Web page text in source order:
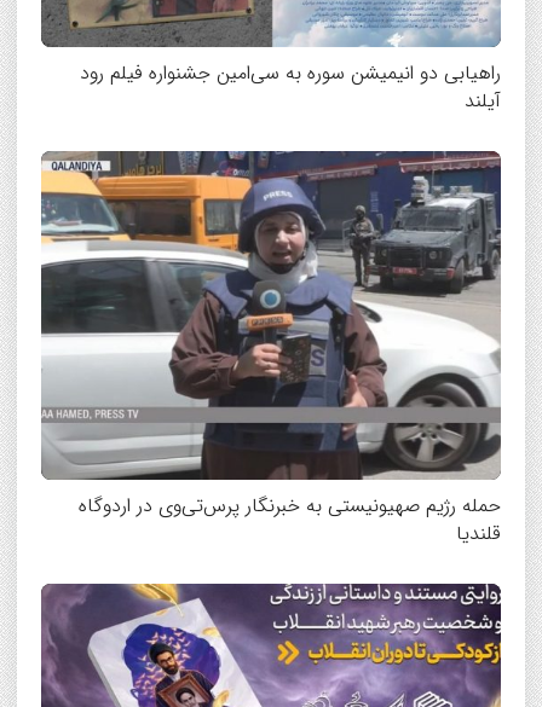
راهیابی دو انیمیشن سوره به سی‌امین جشنواره فیلم رود
آیلند
حمله رژیم صهیونیستی به خبرنگار پرس‌تی‌وی در اردوگاه
قلندیا